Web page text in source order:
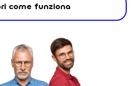
come funziona